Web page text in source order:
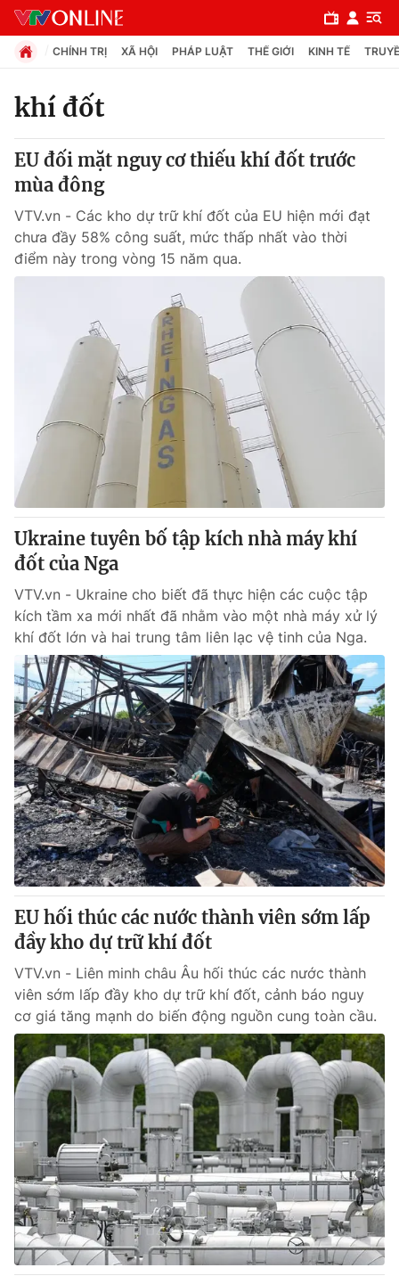
Chuyên mục
Chính trị
Xã hội
Pháp luật
Thế giới
Tin tức
Thế giới đó đây
Câu chuyện quốc tế
Kinh tế
Tài chính
Thị trường
Góc doanh nghiệp
Dữ liệu và đời sống
Truyền hình
Hậu trường
Nhân vật
Khán giả
Giải sao mai
Giải trí
Điện ảnh
Âm nhạc
Sao
Đời sống
Du lịch
Làm đẹp
Chất lượng cuộc sống
Giáo dục
Tuyển sinh
Học trực tuyến
Công nghệ
Hitech Công nghệ tương lai
Sản phẩm
Thị trường
Tư vấn
Giao lưu trực tuyến
Lịch phát sóng
Chuyên mục khác
Emagazine Podcast
Photo Infographic
Video Shorts video
VTV Money VTV Thể thao
VTV Sức khoẻ Bất động sản
Thị trường 24h Tấm lòng Việt
VTV4 Vươn mình bằng AI
CHÍNH TRỊ XÃ HỘI PHÁP LUẬT THẾ GIỚI KINH TẾ
khí đốt
EU đối mặt nguy cơ thiếu khí đốt trước
mùa đông
VTV.vn - Các kho dự trữ khí đốt của EU hiện mới đạt
chưa đầy 58% công suất, mức thấp nhất vào thời
điểm này trong vòng 15 năm qua.
Ukraine tuyên bố tập kích nhà máy khí
đốt của Nga
VTV.vn - Ukraine cho biết đã thực hiện các cuộc tập
kích tầm xa mới nhất đã nhằm vào một nhà máy xử lý
khí đốt lớn và hai trung tâm liên lạc vệ tinh của Nga.
EU hối thúc các nước thành viên sớm lấp
đầy kho dự trữ khí đốt
VTV.vn - Liên minh châu Âu hối thúc các nước thành
viên sớm lấp đầy kho dự trữ khí đốt, cảnh báo nguy
cơ giá tăng mạnh do biến động nguồn cung toàn cầu.